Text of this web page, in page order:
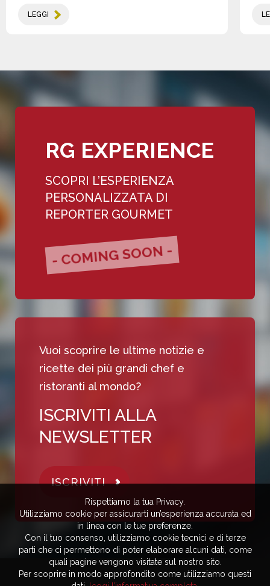
LEGGI
RG EXPERIENCE
SCOPRI L’ESPERIENZA
PERSONALIZZATA DI
REPORTER GOURMET
- COMING SOON -
Vuoi scoprire le ultime notizie e
ricette dei più grandi chef e
ristoranti al mondo?
ISCRIVITI ALLA
NEWSLETTER
ISCRIVITI
Rispettiamo la tua Privacy.
Utilizziamo cookie per assicurarti un’esperienza accurata ed
in linea con le tue preferenze.
Con il tuo consenso, utilizziamo cookie tecnici e di terze
parti che ci permettono di poter elaborare alcuni dati, come
quali pagine vengono visitate sul nostro sito.
Per scoprire in modo approfondito come utilizziamo questi